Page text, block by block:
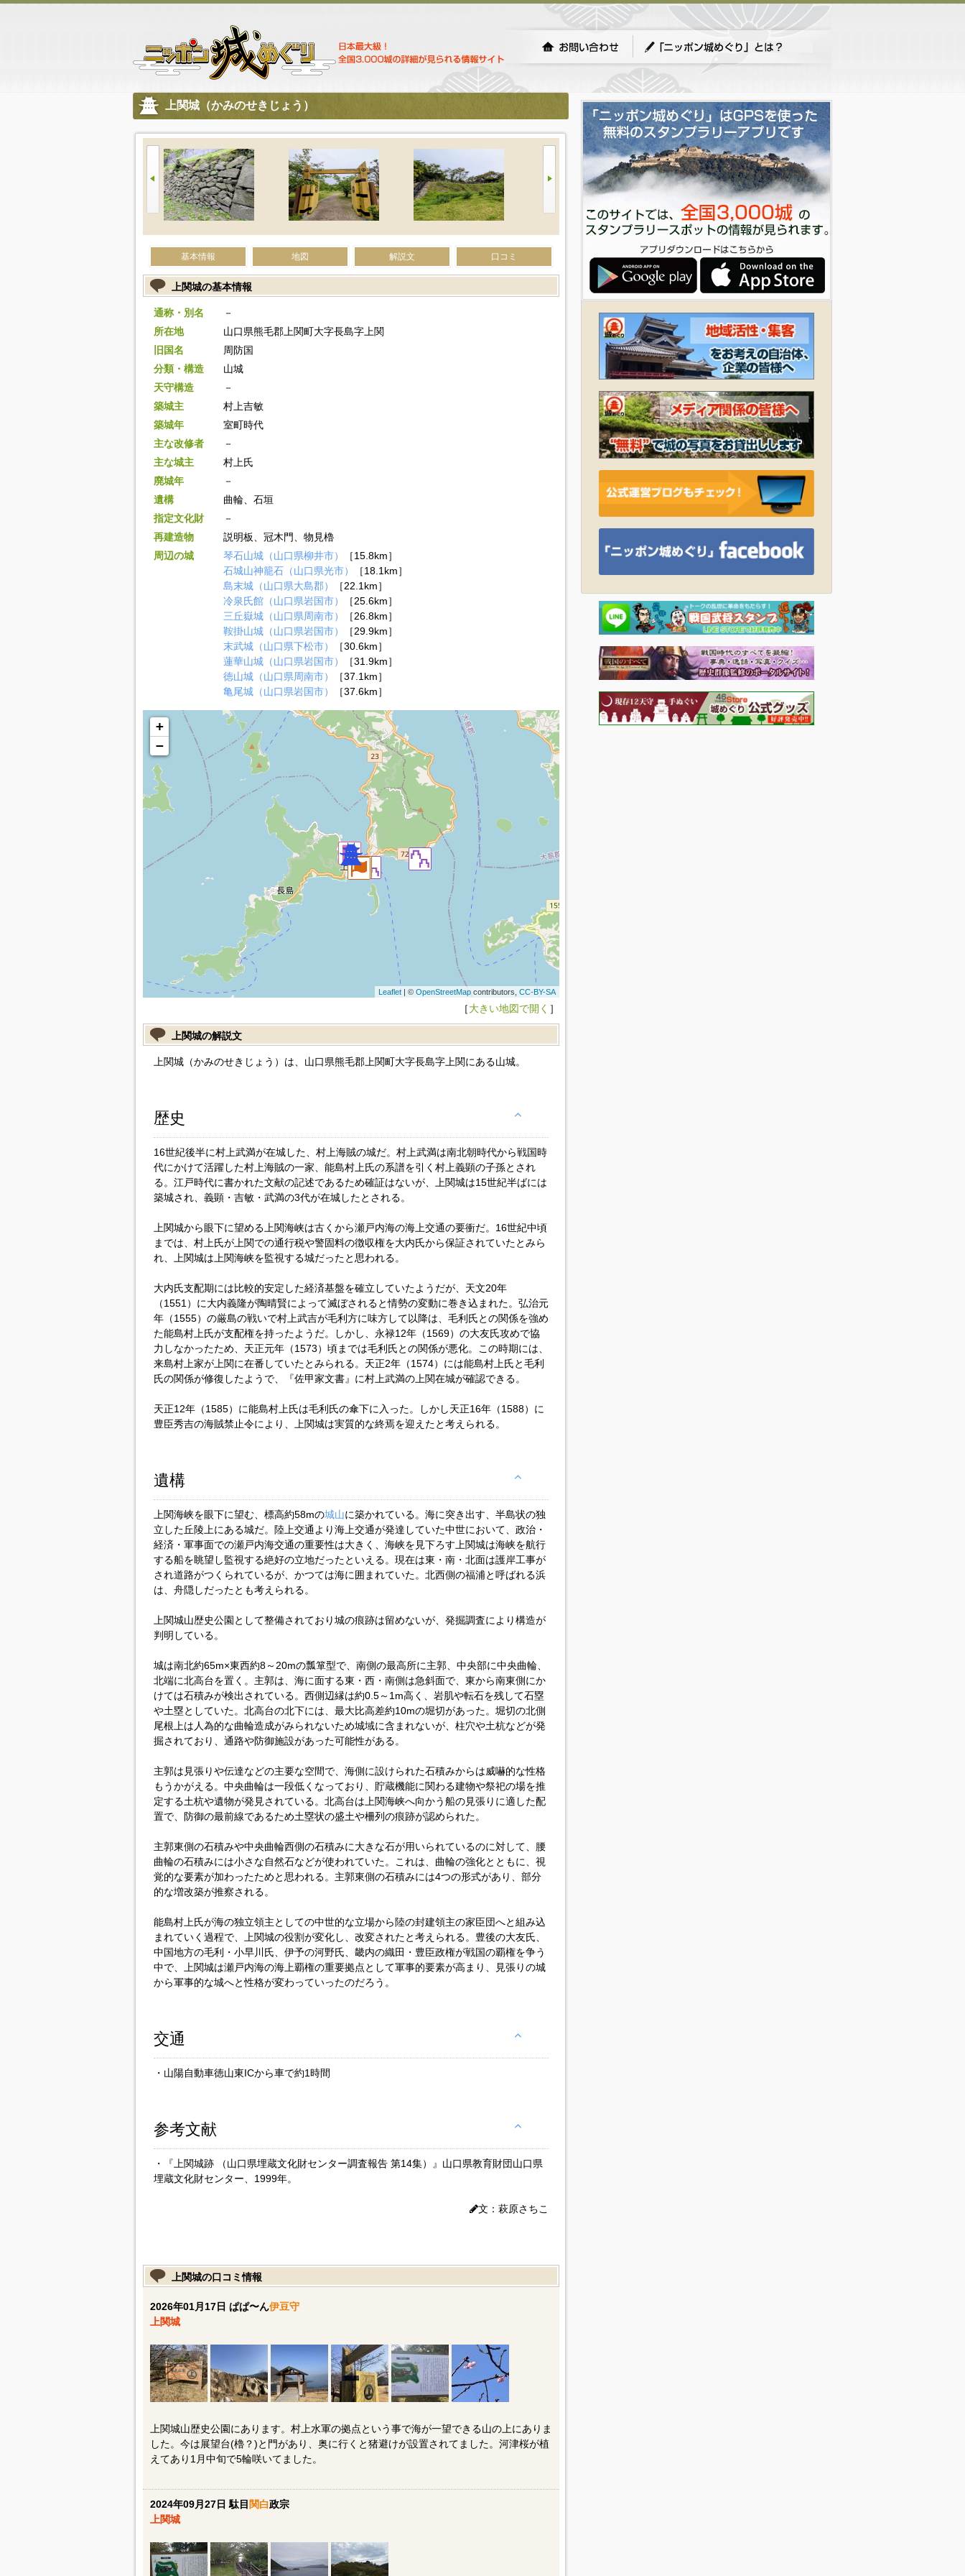
上関城（かみのせきじょう）
基本情報 地図 解説文 口コミ
上関城の基本情報
通称・別名
－
所在地
山口県熊毛郡上関町大字長島字上関
旧国名
周防国
分類・構造
山城
天守構造
－
築城主
村上吉敏
築城年
室町時代
主な改修者
－
主な城主
村上氏
廃城年
－
遺構
曲輪、石垣
指定文化財
－
再建造物
説明板、冠木門、物見櫓
周辺の城
琴石山城（山口県柳井市）
［15.8km］
石城山神籠石（山口県光市）
［18.1km］
島末城（山口県大島郡）
［22.1km］
冷泉氏館（山口県岩国市）
［25.6km］
三丘嶽城（山口県周南市）
［26.8km］
鞍掛山城（山口県岩国市）
［29.9km］
末武城（山口県下松市）
［30.6km］
蓮華山城（山口県岩国市）
［31.9km］
徳山城（山口県周南市）
［37.1km］
亀尾城（山口県岩国市）
［37.6km］
+
−
Leaflet| © OpenStreetMapcontributors, CC-BY-SA
［大きい地図で開く ］
上関城の解説文
上関城（かみのせきじょう）は、山口県熊毛郡上関町大字長島字上関にある山城。
歴史
16世紀後半に村上武満が在城した、村上海賊の城だ。村上武満は南北朝時代から戦国時
代にかけて活躍した村上海賊の一家、能島村上氏の系譜を引く村上義顕の子孫とされ
る。江戸時代に書かれた文献の記述であるため確証はないが、上関城は15世紀半ばには
築城され、義顕・吉敏・武満の3代が在城したとされる。
上関城から眼下に望める上関海峡は古くから瀬戸内海の海上交通の要衝だ。16世紀中頃
までは、村上氏が上関での通行税や警固料の徴収権を大内氏から保証されていたとみら
れ、上関城は上関海峡を監視する城だったと思われる。
大内氏支配期には比較的安定した経済基盤を確立していたようだが、天文20年
（1551）に大内義隆が陶晴賢によって滅ぼされると情勢の変動に巻き込まれた。弘治元
年（1555）の厳島の戦いで村上武吉が毛利方に味方して以降は、毛利氏との関係を強め
た能島村上氏が支配権を持ったようだ。しかし、永禄12年（1569）の大友氏攻めで協
力しなかったため、天正元年（1573）頃までは毛利氏との関係が悪化。この時期には、
来島村上家が上関に在番していたとみられる。天正2年（1574）には能島村上氏と毛利
氏の関係が修復したようで、『佐甲家文書』に村上武満の上関在城が確認できる。
天正12年（1585）に能島村上氏は毛利氏の傘下に入った。しかし天正16年（1588）に
豊臣秀吉の海賊禁止令により、上関城は実質的な終焉を迎えたと考えられる。
遺構
上関海峡を眼下に望む、標高約58mの城山に築かれている。海に突き出す、半島状の独
立した丘陵上にある城だ。陸上交通より海上交通が発達していた中世において、政治・
経済・軍事面での瀬戸内海交通の重要性は大きく、海峡を見下ろす上関城は海峡を航行
する船を眺望し監視する絶好の立地だったといえる。現在は東・南・北面は護岸工事が
され道路がつくられているが、かつては海に囲まれていた。北西側の福浦と呼ばれる浜
は、舟隠しだったとも考えられる。
上関城山歴史公園として整備されており城の痕跡は留めないが、発掘調査により構造が
判明している。
城は南北約65m×東西約8～20mの瓢箪型で、南側の最高所に主郭、中央部に中央曲輪、
北端に北高台を置く。主郭は、海に面する東・西・南側は急斜面で、東から南東側にか
けては石積みが検出されている。西側辺縁は約0.5～1m高く、岩肌や転石を残して石塁
や土塁としていた。北高台の北下には、最大比高差約10mの堀切があった。堀切の北側
尾根上は人為的な曲輪造成がみられないため城域に含まれないが、柱穴や土杭などが発
掘されており、通路や防御施設があった可能性がある。
主郭は見張りや伝達などの主要な空間で、海側に設けられた石積みからは威嚇的な性格
もうかがえる。中央曲輪は一段低くなっており、貯蔵機能に関わる建物や祭祀の場を推
定する土杭や遺物が発見されている。北高台は上関海峡へ向かう船の見張りに適した配
置で、防御の最前線であるため土塁状の盛土や柵列の痕跡が認められた。
主郭東側の石積みや中央曲輪西側の石積みに大きな石が用いられているのに対して、腰
曲輪の石積みには小さな自然石などが使われていた。これは、曲輪の強化とともに、視
覚的な要素が加わったためと思われる。主郭東側の石積みには4つの形式があり、部分
的な増改築が推察される。
能島村上氏が海の独立領主としての中世的な立場から陸の封建領主の家臣団へと組み込
まれていく過程で、上関城の役割が変化し、改変されたと考えられる。豊後の大友氏、
中国地方の毛利・小早川氏、伊予の河野氏、畿内の織田・豊臣政権が戦国の覇権を争う
中で、上関城は瀬戸内海の海上覇権の重要拠点として軍事的要素が高まり、見張りの城
から軍事的な城へと性格が変わっていったのだろう。
交通
・山陽自動車徳山東ICから車で約1時間
参考文献
・『上関城跡 （山口県埋蔵文化財センター調査報告 第14集）』山口県教育財団山口県
埋蔵文化財センター、1999年。
文：萩原さちこ
上関城の口コミ情報
2026年01月17日 ぱぱ〜ん伊豆守
上関城
上関城山歴史公園にあります。村上水軍の拠点という事で海が一望できる山の上にありま
した。今は展望台(櫓？)と門があり、奥に行くと猪避けが設置されてました。河津桜が植
えてあり1月中旬で5輪咲いてました。
2024年09月27日 駄目 関白政宗
上関城